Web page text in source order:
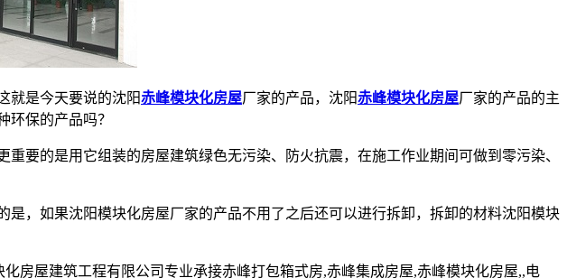
就是今天要说的沈阳赤峰模块化房屋厂家的产品，沈阳赤峰模块化房屋厂家的产品的主
环保的产品吗？
要的是用它组装的房屋建筑绿色无污染、防火抗震，在施工作业期间可做到零污染、
，如果沈阳模块化房屋厂家的产品不用了之后还可以进行拆卸，拆卸的材料沈阳模块
房屋建筑工程有限公司专业承接赤峰打包箱式房,赤峰集成房屋,赤峰模块化房屋,,电